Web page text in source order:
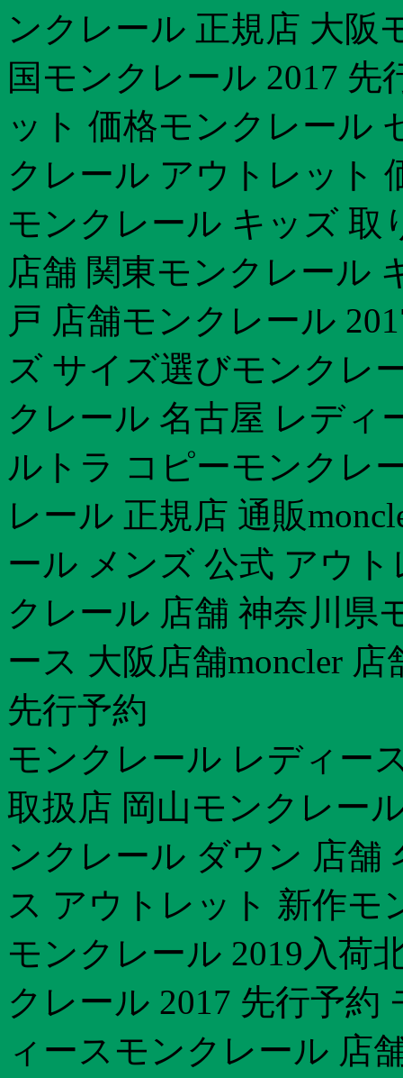
ンクレール 正規店 大阪
国モンクレール 2017
ット 価格モンクレール
クレール アウトレット
モンクレール キッズ 取
店舗 関東モンクレール
戸 店舗モンクレール
ズ サイズ選びモンクレ
クレール 名古屋 レディ
ルトラ コピーモンクレ
レール 正規店 通販
ール メンズ 公式 アウ
クレール 店舗 神奈川県
ース 大阪店舗moncler
先行予約
モンクレール レディー
取扱店 岡山モンクレー
ンクレール ダウン 店舗
ス アウトレット 新作モ
モンクレール 2019入荷
クレール 2017 先行予約
ィースモンクレール 店